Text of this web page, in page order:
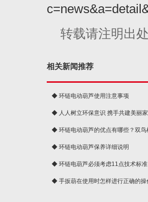
转载请注明出
相关新闻推荐
◆ 环链电动葫芦使用注意事项
◆ 人人树立环保意识 携手共建美丽
球◆ 环链电动葫芦的优点有哪些？双鸟
◆ 环链电动葫芦保养详细说明
◆ 环链电葫芦必须考虑11点技术标准
◆ 手扳葫在使用时怎样进行正确的操